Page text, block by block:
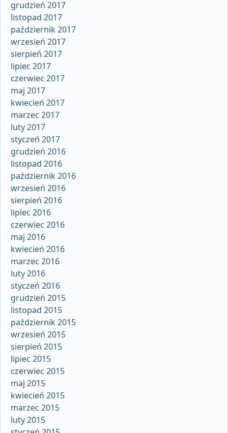
grudzień 2017
listopad 2017
październik 2017
wrzesień 2017
sierpień 2017
lipiec 2017
czerwiec 2017
maj 2017
kwiecień 2017
marzec 2017
luty 2017
styczeń 2017
grudzień 2016
listopad 2016
październik 2016
wrzesień 2016
sierpień 2016
lipiec 2016
czerwiec 2016
maj 2016
kwiecień 2016
marzec 2016
luty 2016
styczeń 2016
grudzień 2015
listopad 2015
październik 2015
wrzesień 2015
sierpień 2015
lipiec 2015
czerwiec 2015
maj 2015
kwiecień 2015
marzec 2015
luty 2015